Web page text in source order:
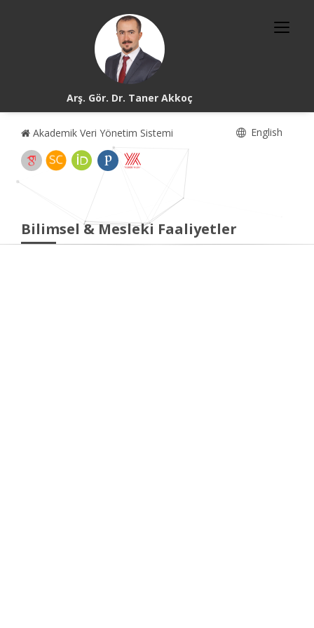
Arş. Gör. Dr. Taner Akkoç
Akademik Veri Yönetim Sistemi English
Bilimsel & Mesleki Faaliyetler